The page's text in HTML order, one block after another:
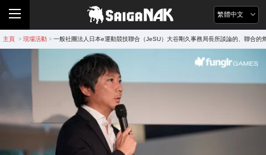
繁體中文
主頁 > 現場活動 > 一般社團法人日本e運動競技聯合（JeSU）大谷剛久事務局長所談論的、聯合的